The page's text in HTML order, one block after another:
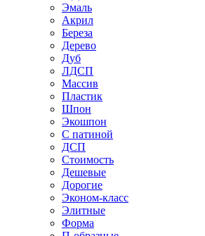
Эмаль
Акрил
Береза
Дерево
Дуб
ЛДСП
Массив
Пластик
Шпон
Экошпон
С патиной
ДСП
Стоимость
Дешевые
Дорогие
Эконом-класс
Элитные
Форма